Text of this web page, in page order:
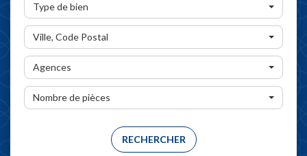
Type de bien
Ville, Code Postal
Agences
Nombre de pièces